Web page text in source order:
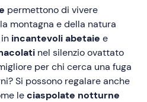
permettono di vivere
montagna e della natura
incantevoli abetaie e
nel silenzio ovattato
per chi cerca una fuga
Si possono regalare anche
leciaspolate notturne